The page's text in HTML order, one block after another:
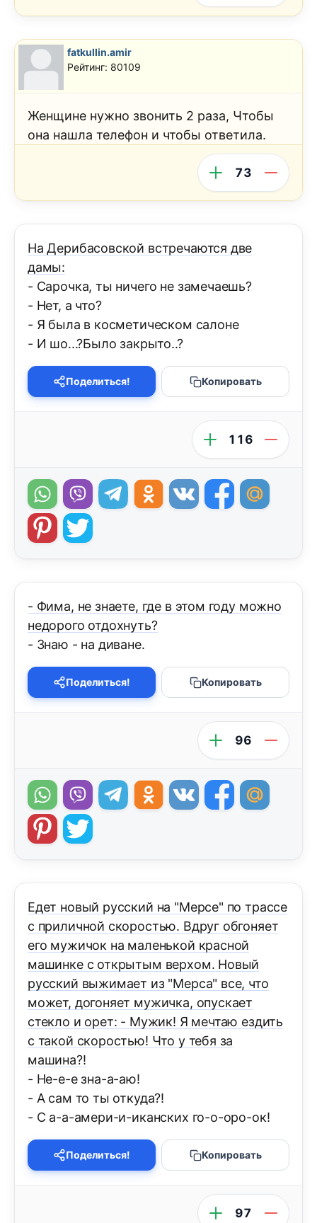
fatkullin.amir
Рейтинг: 80109
Женщине нужно звонить 2 раза, Чтобы
она нашла телефон и чтобы ответила.
73
На Дерибасовской встречаются две
дамы:
- Сарочка, ты ничего не замечаешь?
- Нет, а что?
- Я была в косметическом салоне
- И шо...?Было закрыто..?
Поделиться! Копировать
116
- Фима, не знаете, где в этом году можно
недорого отдохнуть?
- Знаю - на диване.
Поделиться! Копировать
96
Едет новый русский на "Мерсе" по трассе
с приличной скоростью. Вдруг обгоняет
его мужичок на маленькой красной
машинке с открытым верхом. Новый
русский выжимает из "Мерса" все, что
может, догоняет мужичка, опускает
стекло и орет: - Мужик! Я мечтаю ездить
с такой скоростью! Что у тебя за
машина?!
- Не-е-е зна-а-аю!
- А сам то ты откуда?!
- С а-а-амери-и-иканских го-о-оро-ок!
Поделиться! Копировать
97